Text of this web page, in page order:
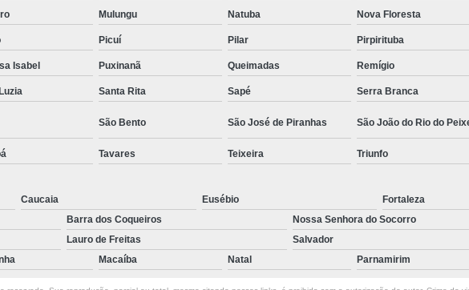
Locação de salas
de reunião
Locação de salas
por hora
Recebimento de
correspondências
Salas coworking
Salas de reunião
Salas de
reuniões
Aluguel de Sala Comercial
Aluguel de Sala de Estética por Hora
Aluguel de Salas
Aluguel de Salas por Hora para
Aluguel de Sala
Aluguel de Sala
Aluguel Sala Comercial em João
Aluguel Sala de Reunião
Alugueis Sala de Reunião
Mulungu Natuba Nova Floresta
Picuí Pilar Pirpirituba
Isabel Puxinanã Queimadas Remígio
Santa Rita Sapé Serra Branca
São Bento São José de Piranhas São João do Rio do
Tavares Teixeira Triunfo
Caucaia Eusébio Fortaleza
Barra dos Coqueiros Nossa Senhora do Socorro
Lauro de Freitas Salvador
Macaíba Natal Parnamirim